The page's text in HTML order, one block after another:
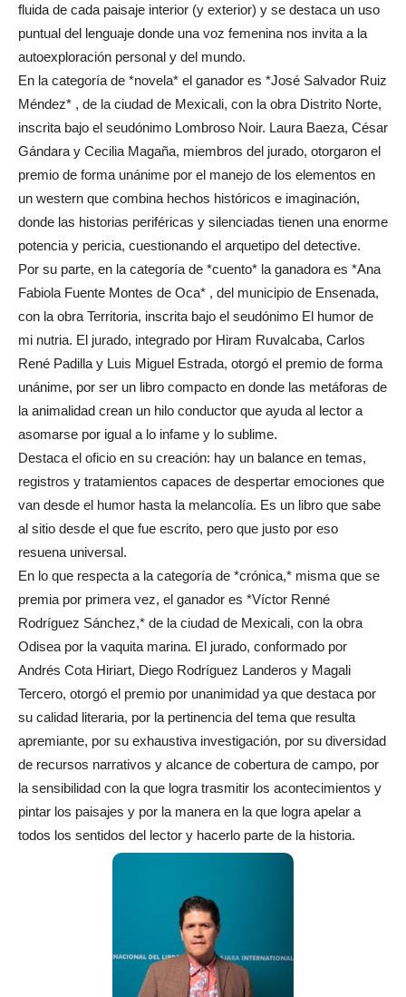
fluida de cada paisaje interior (y exterior) y se destaca un uso
puntual del lenguaje donde una voz femenina nos invita a la
autoexploración personal y del mundo.
En la categoría de *novela* el ganador es *José Salvador Ruiz
Méndez* , de la ciudad de Mexicali, con la obra Distrito Norte,
inscrita bajo el seudónimo Lombroso Noir. Laura Baeza, César
Gándara y Cecilia Magaña, miembros del jurado, otorgaron el
premio de forma unánime por el manejo de los elementos en
un western que combina hechos históricos e imaginación,
donde las historias periféricas y silenciadas tienen una enorme
potencia y pericia, cuestionando el arquetipo del detective.
Por su parte, en la categoría de *cuento* la ganadora es *Ana
Fabiola Fuente Montes de Oca* , del municipio de Ensenada,
con la obra Territoria, inscrita bajo el seudónimo El humor de
mi nutria. El jurado, integrado por Hiram Ruvalcaba, Carlos
René Padilla y Luis Miguel Estrada, otorgó el premio de forma
unánime, por ser un libro compacto en donde las metáforas de
la animalidad crean un hilo conductor que ayuda al lector a
asomarse por igual a lo infame y lo sublime.
Destaca el oficio en su creación: hay un balance en temas,
registros y tratamientos capaces de despertar emociones que
van desde el humor hasta la melancolía. Es un libro que sabe
al sitio desde el que fue escrito, pero que justo por eso
resuena universal.
En lo que respecta a la categoría de *crónica,* misma que se
premia por primera vez, el ganador es *Víctor Renné
Rodríguez Sánchez,* de la ciudad de Mexicali, con la obra
Odisea por la vaquita marina. El jurado, conformado por
Andrés Cota Hiriart, Diego Rodríguez Landeros y Magali
Tercero, otorgó el premio por unanimidad ya que destaca por
su calidad literaria, por la pertinencia del tema que resulta
apremiante, por su exhaustiva investigación, por su diversidad
de recursos narrativos y alcance de cobertura de campo, por
la sensibilidad con la que logra trasmitir los acontecimientos y
pintar los paisajes y por la manera en la que logra apelar a
todos los sentidos del lector y hacerlo parte de la historia.